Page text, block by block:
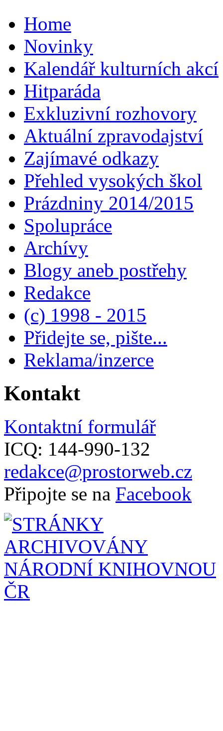
Home
Novinky
Kalendář kulturních akcí
Hitparáda
Exkluzivní rozhovory
Aktuální zpravodajství
Zajímavé odkazy
Přehled vysokých škol
Prázdniny 2014/2015
Spolupráce
Archívy
Blogy aneb postřehy
Redakce
(c) 1998 - 2015
Přidejte se, pište...
Reklama/inzerce
Kontakt
Kontaktní formulář
ICQ: 144-990-132
redakce@prostorweb.cz
Připojte se na Facebook